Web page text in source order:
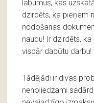
labumus, kas
dzirdēts, ka pieņem
nodošanas
naudu! Ir dzirdēts,
vispār dabūtu darbu!
Tādējādi ir divas
nenoliedzami